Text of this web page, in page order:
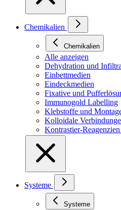
Chemikalien
Chemikalien
Alle anzeigen
Dehydration und
Einbettmedien
Eindeckmedien
Fixative und
Immunogold Labelling
Klebstoffe und
Kolloidale
Kontrastier-
Systeme
Systeme